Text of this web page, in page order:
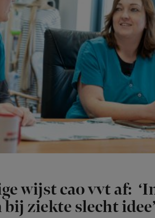
wijst cao vvt af:
ziekte slecht idee’